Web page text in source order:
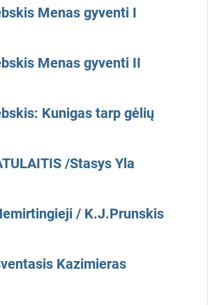
Menas gyventi I
Menas gyventi II
Kunigas tarp gėlių
/Stasys Yla
/ K.J.Prunskis
Kazimieras